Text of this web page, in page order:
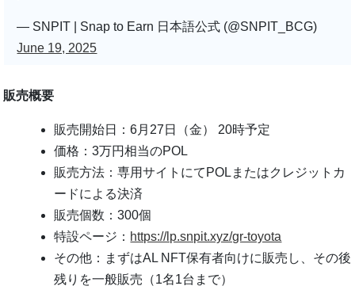
— SNPIT | Snap to Earn 日本語公式 (@SNPIT_BCG)
June 19, 2025
販売概要
販売開始日：6月27日（金） 20時予定
価格：3万円相当のPOL
販売方法：専用サイトにてPOLまたはクレジットカ
ードによる決済
販売個数：300個
特設ページ： https://lp.snpit.xyz/gr-toyota
その他：まずはAL NFT保有者向けに販売し、その後
残りを一般販売（1名1台まで）